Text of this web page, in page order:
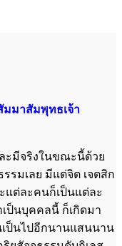
มาสัมพุทธเจ้า
ละมีจริงในขณะนี้ด้วย
รมเลย มีแต่จิต เจตสิก
แต่ละคนก็เป็นแต่ละ
ป็นบุคคลนี้ ก็เกิดมา
ป็นไปอีกนานแสนนาน